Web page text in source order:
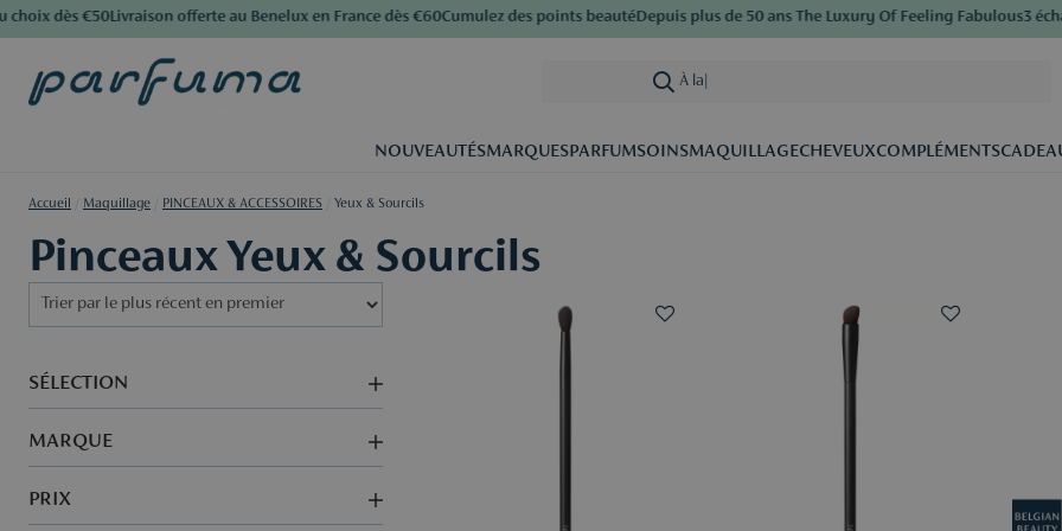
dès €50Livraison offerte au Benelux en France dès €60Cumulez des points beautéDepuis plus de 50 ans The Luxury Of Feeling Fabulous3
À la recher
NOUVEAUTÉSMARQUESPARFUMSOINSMAQUILLAGECHEVEUXCOMPLÉMENTS
Accueil Maquillage PINCEAUX & ACCESSOIRES Yeux & Sourcils
Pinceaux Yeux & Sourcils
SÉLECTION
MARQUE
PRIX